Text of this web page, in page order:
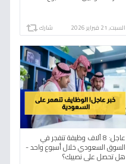
السبت, 21 فبراير 2026 شارك
عاجل: 8 آلاف وظيفة تنفجر في
السوق السعودي خلال أسبوع واحد -
هل تحصل على نصيبك؟